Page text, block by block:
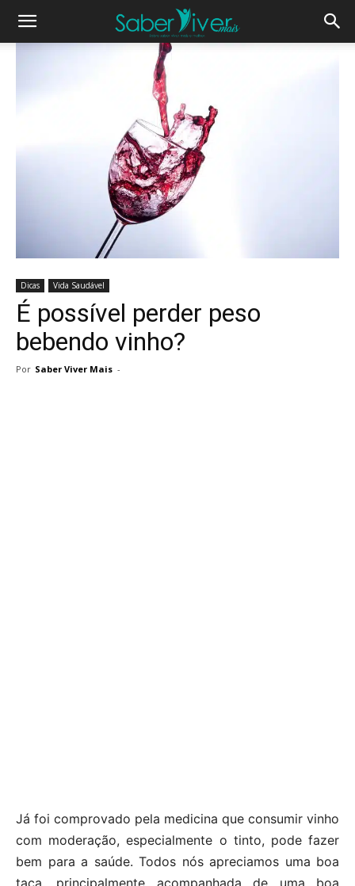
Dicas Vida Saudável
É possível perder peso
bebendo vinho?
Por Saber Viver Mais -
Já foi comprovado pela medicina que consumir vinho
com moderação, especialmente o tinto, pode fazer
bem para a saúde. Todos nós apreciamos uma boa
taça, principalmente acompanhada de uma boa